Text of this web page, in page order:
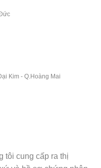
Kim - Q.Hoàng Mai
tôi cung cấp ra thị